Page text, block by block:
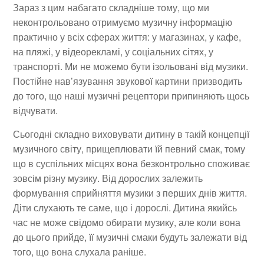
Зараз з цим набагато складніше тому, що ми
неконтрольовано отримуємо музичну інформацію
практично у всіх сферах життя: у магазинах, у кафе,
на пляжі, у відеорекламі, у соціальних сітях, у
транспорті. Ми не можемо бути ізольовані від музики.
Постійне нав’язування звукової картини призводить
до того, що наші музичні рецептори припиняють щось
відчувати.
Сьогодні складно виховувати дитину в такій концепції
музичного світу, прищеплювати їй певний смак, тому
що в суспільних місцях вона безконтрольно споживає
зовсім різну музику. Від дорослих залежить
формування сприйняття музики з перших днів життя.
Діти слухають те саме, що і дорослі. Дитина якийсь
час не може свідомо обирати музику, але коли вона
до цього прийде, її музичні смаки будуть залежати від
того, що вона слухала раніше.